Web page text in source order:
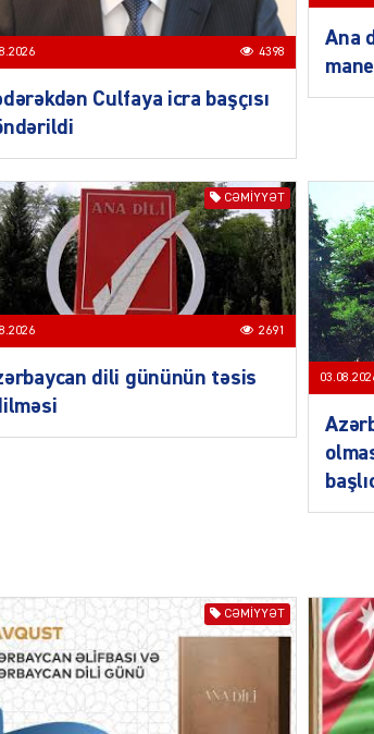
4398
Culfaya icra başçısı
Ana
CƏMIYYƏT
2691
dili gününün təsis
CƏMIYYƏT